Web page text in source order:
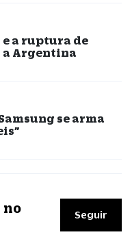
a ruptura de
Argentina
se arma
no
Seguir